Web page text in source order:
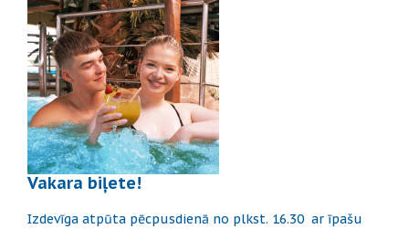
Vakara biļete!
Izdevīga atpūta pēcpusdienā no plkst. 16.30 ar īpašu